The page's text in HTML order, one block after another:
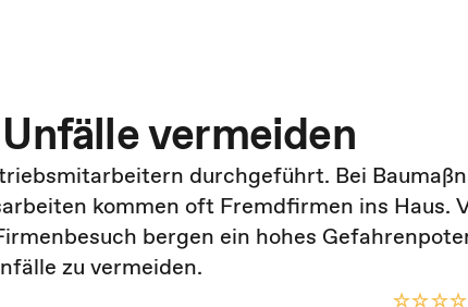
vermeiden
durchgeführt. Bei
kommen oft Fremdfirmen ins Haus.
bergen ein hohes
zu vermeiden.